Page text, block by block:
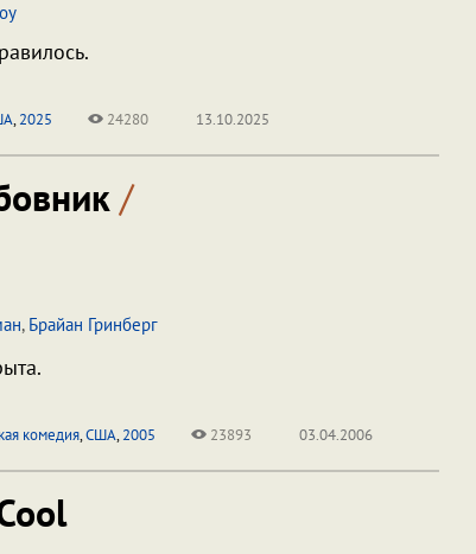
,2025 24280 13.10.2025
/
, Брайан Гринберг
комедия,США,2005 23893 03.04.2006